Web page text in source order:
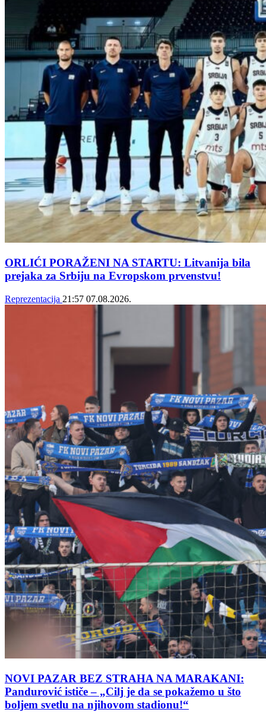
ORLIĆI PORAŽENI NA STARTU: Litvanija bila
prejaka za Srbiju na Evropskom prvenstvu!
Reprezentacija 21:57 07.08.2026.
NOVI PAZAR BEZ STRAHA NA MARAKANI:
Pandurović ističe – „Cilj je da se pokažemo u što
boljem svetlu na njihovom stadionu!“